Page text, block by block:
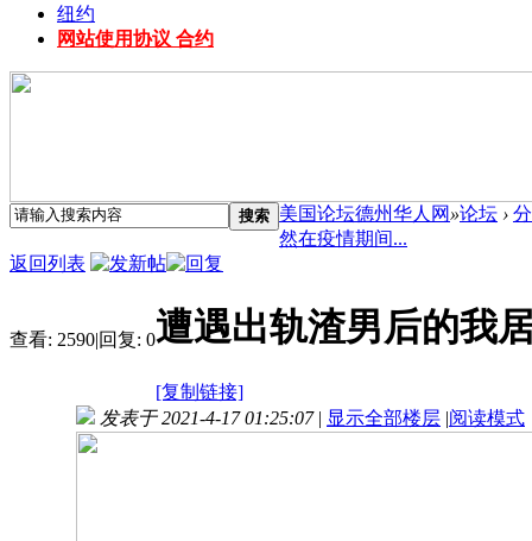
纽约
网站使用协议 合约
搜索 美国论坛德州华人网 »论坛 ›
然在疫情期间...
返回列表
查看: 2590|回复: 0遭遇出轨渣男后的我
[复制链接]
发表于 2021-4-17 01:25:07 | 显示全部楼层 |阅读模式